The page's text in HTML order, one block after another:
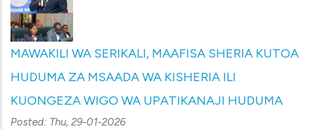
MAWAKILI WA SERIKALI, MAAFISA SHERIA KUTOA
HUDUMA ZA MSAADA WA KISHERIA ILI
KUONGEZA WIGO WA UPATIKANAJI HUDUMA
Posted: Thu, 29-01-2026